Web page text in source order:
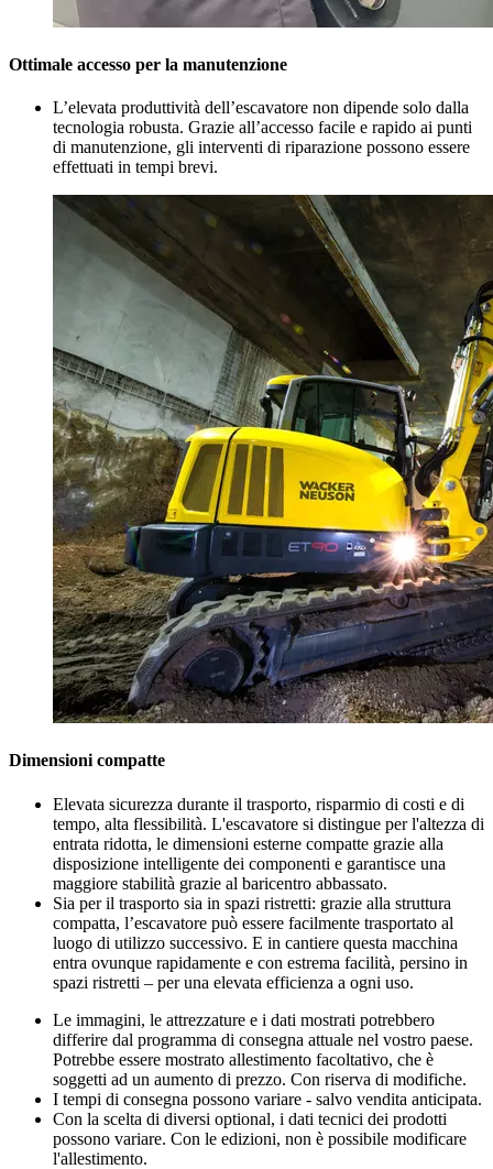
Ottimale accesso per la manutenzione
L’elevata produttività dell’escavatore non dipende solo dalla
tecnologia robusta. Grazie all’accesso facile e rapido ai punti
di manutenzione, gli interventi di riparazione possono essere
effettuati in tempi brevi.
Dimensioni compatte
Elevata sicurezza durante il trasporto, risparmio di costi e di
tempo, alta flessibilità. L'escavatore si distingue per l'altezza di
entrata ridotta, le dimensioni esterne compatte grazie alla
disposizione intelligente dei componenti e garantisce una
maggiore stabilità grazie al baricentro abbassato.
Sia per il trasporto sia in spazi ristretti: grazie alla struttura
compatta, l’escavatore può essere facilmente trasportato al
luogo di utilizzo successivo. E in cantiere questa macchina
entra ovunque rapidamente e con estrema facilità, persino in
spazi ristretti – per una elevata efficienza a ogni uso.
Le immagini, le attrezzature e i dati mostrati potrebbero
differire dal programma di consegna attuale nel vostro paese.
Potrebbe essere mostrato allestimento facoltativo, che è
soggetti ad un aumento di prezzo. Con riserva di modifiche.
I tempi di consegna possono variare - salvo vendita anticipata.
Con la scelta di diversi optional, i dati tecnici dei prodotti
possono variare. Con le edizioni, non è possibile modificare
l'allestimento.